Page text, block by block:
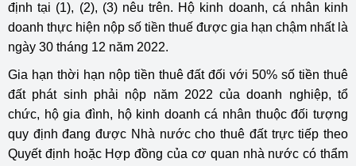
định tại (1), (2), (3) nêu trên. Hộ kinh doanh, cá nhân kinh
doanh thực hiện nộp số tiền thuế được gia hạn chậm nhất là
ngày 30 tháng 12 năm 2022.
Gia hạn thời hạn nộp tiền thuê đất đối với 50% số tiền thuê
đất phát sinh phải nộp năm 2022 của doanh nghiệp, tổ
chức, hộ gia đình, hộ kinh doanh cá nhân thuộc đối tượng
quy định đang được Nhà nước cho thuê đất trực tiếp theo
Quyết định hoặc Hợp đồng của cơ quan nhà nước có thẩm